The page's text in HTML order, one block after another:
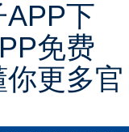
下
免费
更多官